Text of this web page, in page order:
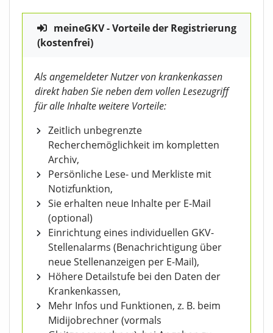
meineGKV - Vorteile der Registrierung
(kostenfrei)
Als angemeldeter Nutzer von krankenkassen
direkt haben Sie neben dem vollen Lesezugriff
für alle Inhalte weitere Vorteile:
Zeitlich unbegrenzte
Recherchemöglichkeit im kompletten
Archiv,
Persönliche Lese- und Merkliste mit
Notizfunktion,
Sie erhalten neue Inhalte per E-Mail
(optional)
Einrichtung eines individuellen GKV-
Stellenalarms (Benachrichtigung über
neue Stellenanzeigen per E-Mail),
Höhere Detailstufe bei den Daten der
Krankenkassen,
Mehr Infos und Funktionen, z. B. beim
Midijobrechner (vormals